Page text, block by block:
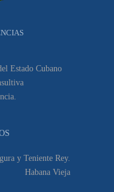
Estado Cubano
y Teniente Rey.
Habana Vieja